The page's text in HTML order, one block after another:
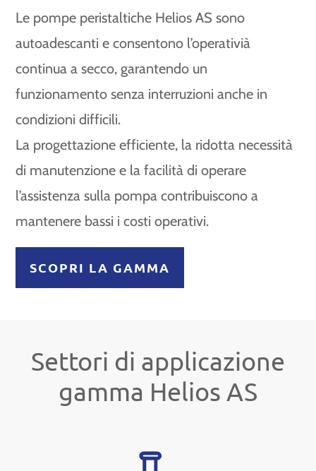
Le pompe peristaltiche Helios AS sono
autoadescanti e consentono l’operativià
continua a secco, garantendo un
funzionamento senza interruzioni anche in
condizioni difficili.
La progettazione efficiente, la ridotta necessità
di manutenzione e la facilità di operare
l’assistenza sulla pompa contribuiscono a
mantenere bassi i costi operativi.
SCOPRI LA GAMMA
Settori di applicazione
gamma Helios AS